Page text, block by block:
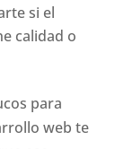
si el
calidad o
para
web te